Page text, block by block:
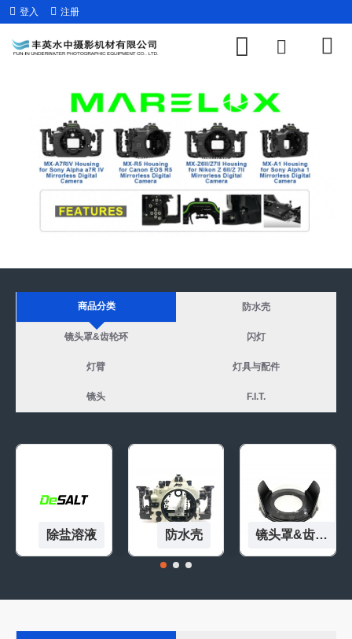
登入 注册
MARELUX MX-R5 MARELUX MX-Z6II MARELUX MX-A1
商品分类 防水壳
镜头罩&齿轮环 闪灯
灯臂 灯具与配件
镜头 F.I.T.
除盐溶液 防水壳 镜头罩&齿轮环